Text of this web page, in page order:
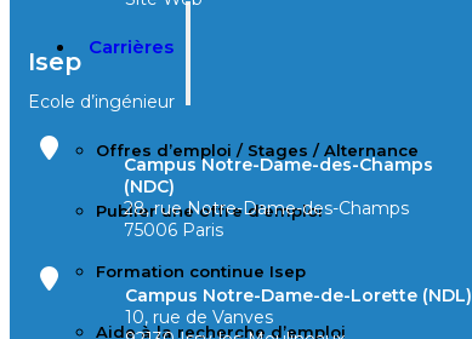
Carrières
Offres d’emploi / Stages / Alternance
Publier une offre d’emploi
Formation continue Isep
Aide à la recherche d’emploi
Isep
Ecole d’ingénieur
Campus Notre-Dame-des-Champs
(NDC)
28, rue Notre-Dame-des-Champs
75006 Paris
Campus Notre-Dame-de-Lorette (NDL)
10, rue de Vanves